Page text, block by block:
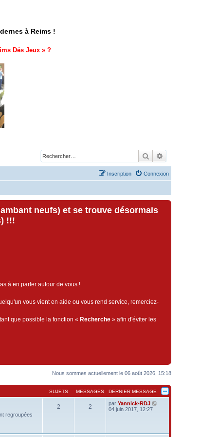
à Reims !
Dés Jeux » ?
Rechercher
Connexion
Inscription
neufs) et se trouve désormais
!!!
à en parler autour de vous !
vous vient en aide ou vous rend service, remerciez-
que possible la fonction « Recherche » afin d'éviter les
Nous sommes actuellement le 06 août 2026, 15:18
SUJETS MESSAGES DERNIER MESSAGE
regroupées
2 2 par Yannick-RDJ
04 juin 2017, 12:27